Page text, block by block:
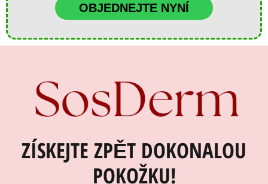
OBJEDNEJTE NYNÍ
ZÍSKEJTE ZPĚT DOKONALOU
POKOŽKU!